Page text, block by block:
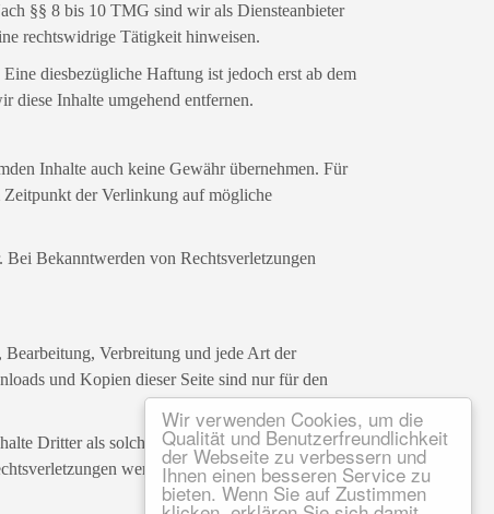
Wir verwenden Cookies, um die
Qualität und Benutzerfreundlichkeit
der Webseite zu verbessern und
Ihnen einen besseren Service zu
bieten. Wenn Sie auf Zustimmen
§§ 8 bis 10 TMG sind wir als Diensteanbieter
rechtswidrige Tätigkeit hinweisen.
diesbezügliche Haftung ist jedoch erst ab dem
diese Inhalte umgehend entfernen.
Inhalte auch keine Gewähr übernehmen. Für
der Verlinkung auf mögliche
Bekanntwerden von Rechtsverletzungen
Verbreitung und jede Art der
und Kopien dieser Seite sind nur für den
Dritter als solche gekennzeichnet. Sollten Sie
werden wir derartige Inhalte